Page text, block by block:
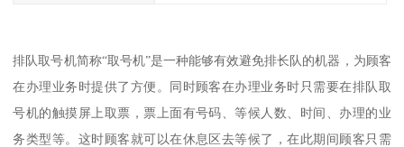
排队取号机简称“取号机”是一种能够有效避免排长队的机器，为顾客
在办理业务时提供了方便。同时顾客在办理业务时只需要在排队取
号机的触摸屏上取票，票上面有号码、等候人数、时间、办理的业
务类型等。这时顾客就可以在休息区去等候了，在此期间顾客只需